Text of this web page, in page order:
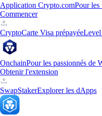
Application Crypto.comPour les
Commencer
CryptoCarte Visa prépayée
OnchainPour les passionnés de
Obtenir l'extension
SwapStakerExplorer les dApps